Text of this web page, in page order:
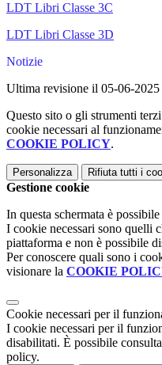
LDT Libri Classe 3C
LDT Libri Classe 3D
Notizie
Ultima revisione il 05-06-2025
Questo sito o gli strumenti
cookie necessari al
COOKIE POLICY.
Personalizza Rifiuta tutti i
Gestione cookie
In questa schermata è
I cookie necessari sono quelli
piattaforma e non è possibile
Per conoscere quali sono i
visionare la COOKIE
Cookie necessari per il
I cookie necessari per il
disabilitati. È possibile
policy.